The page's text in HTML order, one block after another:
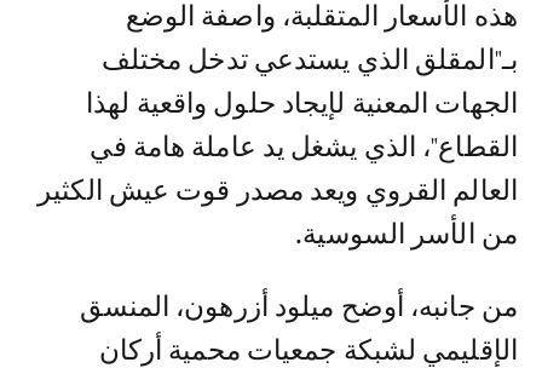
هذه الأسعار المتقلبة، واصفة الوضع
بـ"المقلق الذي يستدعي تدخل مختلف
الجهات المعنية لإيجاد حلول واقعية لهذا
القطاع"، الذي يشغل يد عاملة هامة في
العالم القروي ويعد مصدر قوت عيش الكثير
من الأسر السوسية.
من جانبه، أوضح ميلود أزرهون، المنسق
الإقليمي لشبكة جمعيات محمية أركان